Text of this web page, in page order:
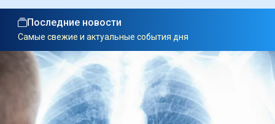
Последние новости
Самые свежие и актуальные события дня